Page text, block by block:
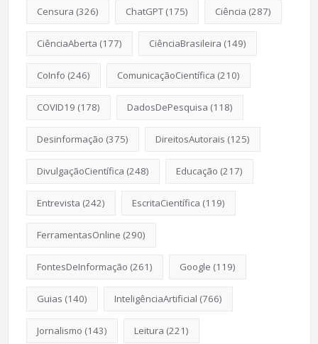
Censura (326) ChatGPT(175) Ciência (287)
CiênciaAberta (177) CiênciaBrasileira (149)
CoInfo (246) ComunicaçãoCientífica (210)
COVID19 (178) DadosDePesquisa (118)
Desinformação (375) DireitosAutorais (125)
DivulgaçãoCientífica (248) Educação (217)
Entrevista (242) EscritaCientífica (119)
FerramentasOnline (290)
FontesDeInformação (261) Google (119)
Guias (140) InteligênciaArtificial (766)
Jornalismo (143) Leitura (221)